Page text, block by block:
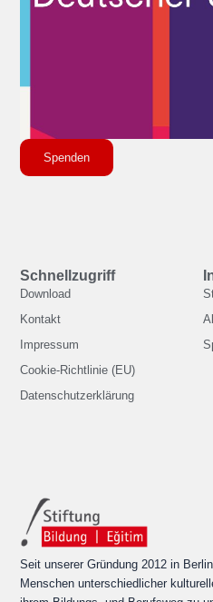
Seit unserer Gründung 2012 in
Menschen unterschiedlicher
Schnellzugriff
Download
Kontakt
Impressum
Cookie-Richtlinie (EU)
Datenschutzerklärung
Spenden